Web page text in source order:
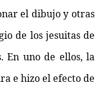
el dibujo y otras
de los jesuitas de
En uno de ellos, la
e hizo el efecto de